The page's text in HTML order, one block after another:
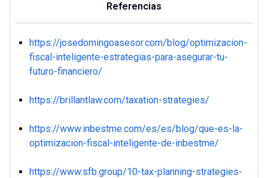
Referencias
https://josedomingoasesor.com/blog/optimizacion-
fiscal-inteligente-estrategias-para-asegurar-tu-
futuro-financiero/
https://brillantlaw.com/taxation-strategies/
https://www.inbestme.com/es/es/blog/que-es-la-
optimizacion-fiscal-inteligente-de-inbestme/
https://www.sfb.group/10-tax-planning-strategies-